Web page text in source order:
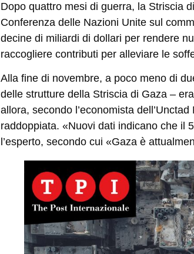
Dopo quattro mesi di guerra, la Striscia
Conferenza delle Nazioni Unite sul
decine di miliardi di dollari per rendere
raccogliere contributi per alleviare le
Alla fine di novembre, a poco meno di
delle strutture della Striscia di Gaza –
allora, secondo l’economista
raddoppiata. «Nuovi dati indicano che il
l’esperto, secondo cui «Gaza è